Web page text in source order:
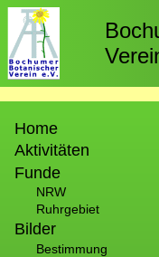
Direkt
zum
Inhalt
Home
Aktivitäten
Funde
NRW
Ruhrgebiet
Bilder
Bestimmung